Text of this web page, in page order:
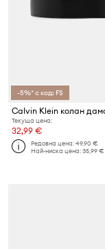
-5%* с код: FS
Текуща цена:
32,99 €
Редовна цена:49,90 €
Най-ниска цена:35,99 €